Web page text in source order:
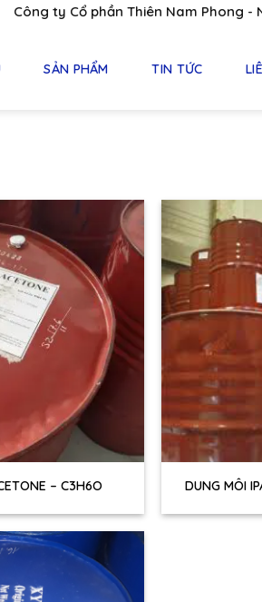
ty Cổ phần Thiên Nam Phong -
SẢN PHẨM TIN TỨC
– C3H6O
DUNG MÔI